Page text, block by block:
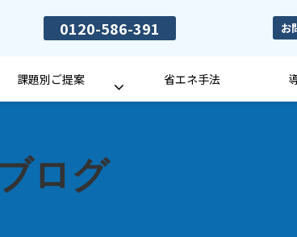
0120-586-391 お
課題別ご提案 省エネ手法
ログ